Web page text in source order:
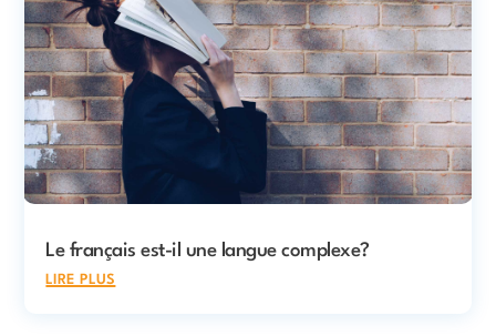
Le français est-il une langue complexe?
lire plus